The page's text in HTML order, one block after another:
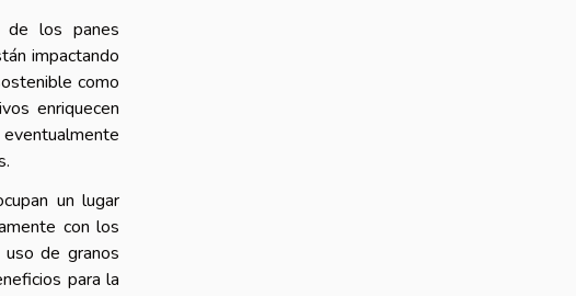
de los panes
impactando
como
enriquecen
un lugar
con los
de granos
para la